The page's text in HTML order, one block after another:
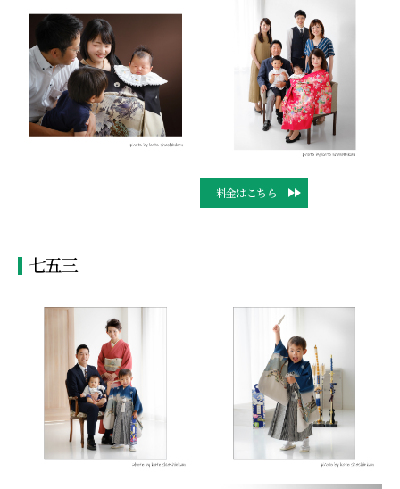
料金はこちら
七五三